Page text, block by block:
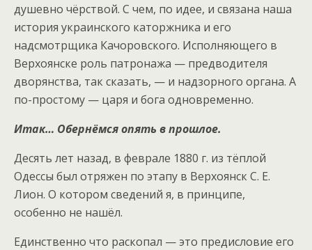
душевно чёрствой. С чем, по идее, и связана наша
история украинского каторжника и его
надсмотрщика Качоровского. Исполняющего в
Верхоянске роль патронажа — предводителя
дворянства, так сказать, — и надзорного органа. А
по-простому — царя и бога одновременно.
Итак… Обернёмся опять в прошлое.
Десять лет назад, в феврале 1880 г. из тёплой
Одессы был отряжен по этапу в Верхоянск С. Е.
Лион. О котором сведений я, в принципе,
особенно не нашёл.
Единственно что раскопал — это предисловие его